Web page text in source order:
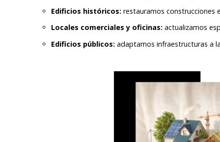
Edificios históricos: restauramos construcciones
Locales comerciales y oficinas: actualizamos
Edificios públicos: adaptamos infraestructuras a